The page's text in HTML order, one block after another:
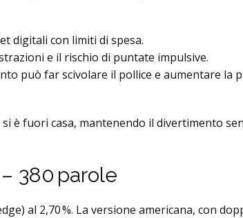
digitali con limiti di spesa.
e il rischio di puntate impulsive.
può far scivolare il pollice e aumentare la
è fuori casa, mantenendo il divertimento
380 parole
al 2,70 %. La versione americana, con